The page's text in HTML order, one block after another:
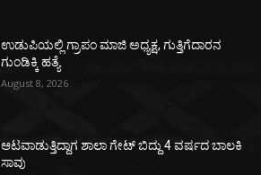
ಉಡುಪಿಯಲ್ಲಿ ಗ್ರಾಪಂ ಮಾಜಿ ಅಧ್ಯಕ್ಷ, ಗುತ್ತಿಗೆದಾರನ
ಗುಂಡಿಕ್ಕಿ ಹತ್ಯೆ
August 8, 2026
ಆಟವಾಡುತ್ತಿದ್ದಾಗ ಶಾಲಾ ಗೇಟ್‌ ಬಿದ್ದು 4 ವರ್ಷದ ಬಾಲಕಿ
ಸಾವು